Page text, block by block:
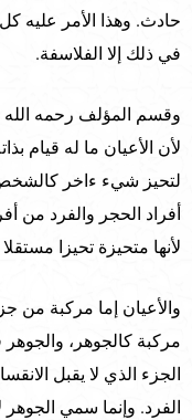
حادث. وهذا الأمر عليه
في ذلك إلا الفلاسفة.
وقسم المؤلف رحمه الله
لأن الأعيان ما له قيام
لتحيز شيء ءاخر
أفراد الحجر والفرد من
لأنها متحيزة تحيزا
والأعيان إما مركبة من
مركبة كالجوهر،
الجزء الذي لا يقبل
الفرد. وإنما سمي